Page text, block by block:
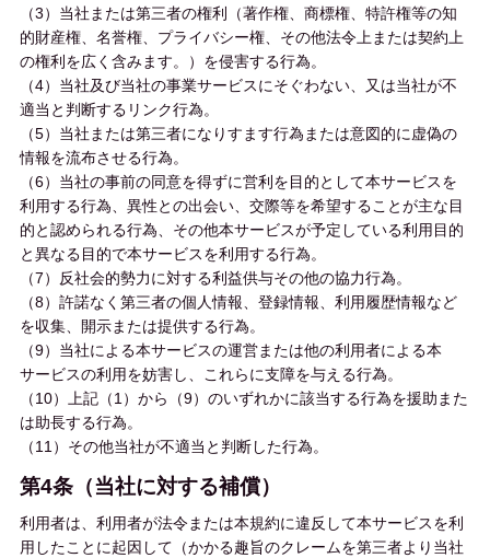
（3）当社または第三者の権利（著作権、商標権、特許権等の知
的財産権、名誉権、プライバシー権、その他法令上または契約上
の権利を広く含みます。）を侵害する行為。
（4）当社及び当社の事業サービスにそぐわない、又は当社が不
適当と判断するリンク行為。
（5）当社または第三者になりすます行為または意図的に虚偽の
情報を流布させる行為。
（6）当社の事前の同意を得ずに営利を目的として本サービスを
利用する行為、異性との出会い、交際等を希望することが主な目
的と認められる行為、その他本サービスが予定している利用目的
と異なる目的で本サービスを利用する行為。
（7）反社会的勢力に対する利益供与その他の協力行為。
（8）許諾なく第三者の個人情報、登録情報、利用履歴情報など
を収集、開示または提供する行為。
（9）当社による本サービスの運営または他の利用者による本
サービスの利用を妨害し、これらに支障を与える行為。
（10）上記（1）から（9）のいずれかに該当する行為を援助また
は助長する行為。
（11）その他当社が不適当と判断した行為。
第4条（当社に対する補償）
利用者は、利用者が法令または本規約に違反して本サービスを利
用したことに起因して（かかる趣旨のクレームを第三者より当社